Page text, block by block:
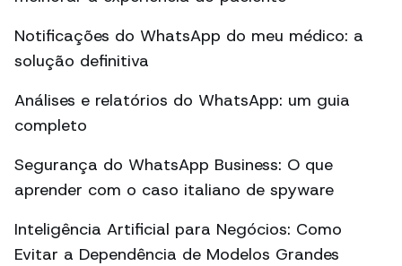
Notificações do WhatsApp do meu médico: a
solução definitiva
Análises e relatórios do WhatsApp: um guia
completo
Segurança do WhatsApp Business: O que
aprender com o caso italiano de spyware
Inteligência Artificial para Negócios: Como
Evitar a Dependência de Modelos Grandes